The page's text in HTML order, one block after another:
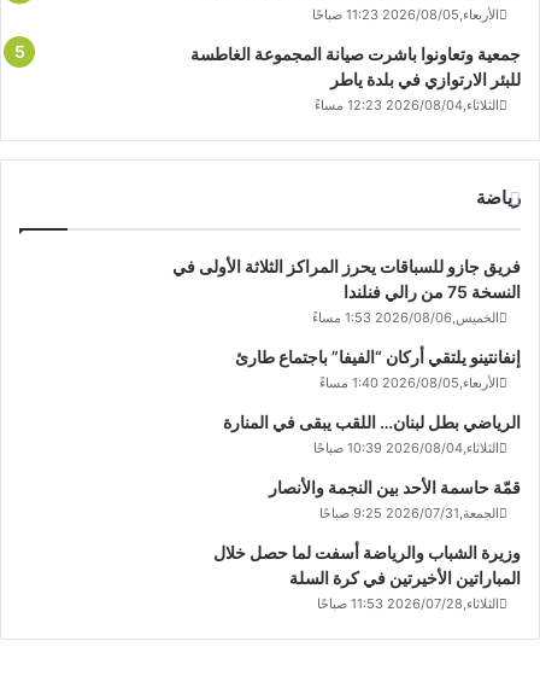
الأربعاء,2026/08/05 11:23 صباحًا
جمعية وتعاونوا باشرت صيانة المجموعة الغاطسة
للبئر الارتوازي في بلدة ياطر
الثلاثاء,2026/08/04 12:23 مساءً
رياضة
فريق جازو للسباقات يحرز المراكز الثلاثة الأولى في
النسخة 75 من رالي فنلندا
الخميس,2026/08/06 1:53 مساءً
إنفانتينو يلتقي أركان “الفيفا” باجتماع طارئ
الأربعاء,2026/08/05 1:40 مساءً
الرياضي بطل لبنان… اللقب يبقى في المنارة
الثلاثاء,2026/08/04 10:39 صباحًا
قمّة حاسمة الأحد بين النجمة والأنصار
الجمعة,2026/07/31 9:25 صباحًا
وزيرة الشباب والرياضة أسفت لما حصل خلال
المباراتين الأخيرتين في كرة السلة
الثلاثاء,2026/07/28 11:53 صباحًا